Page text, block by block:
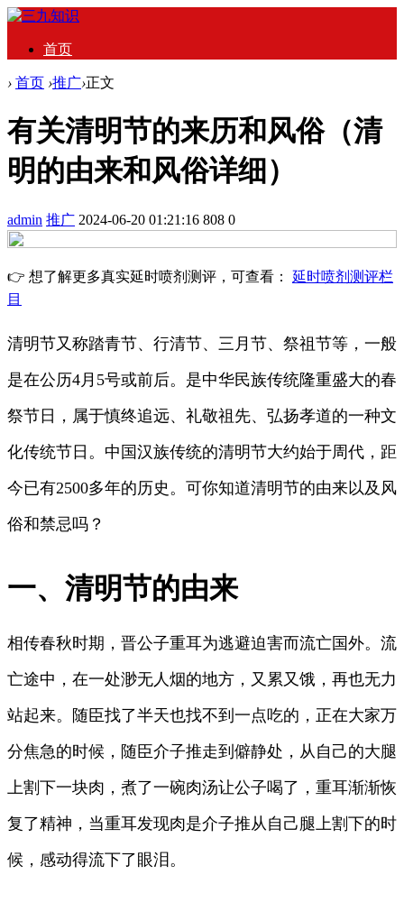
首页
› 首页 ›推广›正文
有关清明节的来历和风俗（清
明的由来和风俗详细）
admin 推广 2024-06-20 01:21:16 808 0
👉 想了解更多真实延时喷剂测评，可查看： 延时喷剂测评栏
目
清明节又称踏青节、行清节、三月节、祭祖节等，一般
是在公历4月5号或前后。是中华民族传统隆重盛大的春
祭节日，属于慎终追远、礼敬祖先、弘扬孝道的一种文
化传统节日。中国汉族传统的清明节大约始于周代，距
今已有2500多年的历史。可你知道清明节的由来以及风
俗和禁忌吗？
一、清明节的由来
相传春秋时期，晋公子重耳为逃避迫害而流亡国外。流
亡途中，在一处渺无人烟的地方，又累又饿，再也无力
站起来。随臣找了半天也找不到一点吃的，正在大家万
分焦急的时候，随臣介子推走到僻静处，从自己的大腿
上割下一块肉，煮了一碗肉汤让公子喝了，重耳渐渐恢
复了精神，当重耳发现肉是介子推从自己腿上割下的时
候，感动得流下了眼泪。